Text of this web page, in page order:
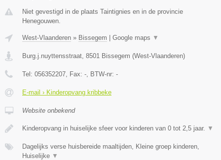
Niet gevestigd in de plaats Taintignies en in de provincie
Henegouwen.
West-Vlaanderen » Bissegem | Google maps ▼
Burg.j.nuyttensstraat 8501 Bissegem (West-Vlaanderen)
Tel: 056352207 , Fax: - , BTW-nr: -
E-mail › Kinderopvang kribbeke
Website onbekend
Kinderopvang in huiselijke sfeer voor kinderen van 0 tot 2,5 jaar. ▼
Dagelijks verse huisbereide maaltijden, Kleine groep kinderen,
Huiselijke ▼